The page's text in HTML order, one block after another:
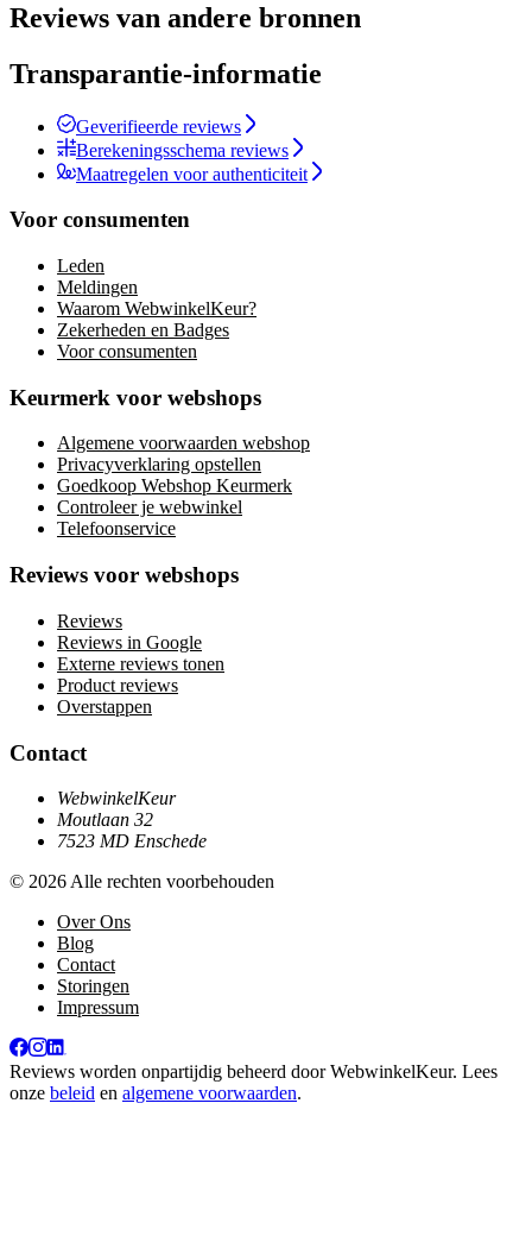
Reviews van andere bronnen
Transparantie-informatie
Geverifieerde reviews
Berekeningsschema reviews
Maatregelen voor authenticiteit
Voor consumenten
Leden
Meldingen
Waarom WebwinkelKeur?
Zekerheden en Badges
Voor consumenten
Keurmerk voor webshops
Algemene voorwaarden webshop
Privacyverklaring opstellen
Goedkoop Webshop Keurmerk
Controleer je webwinkel
Telefoonservice
Reviews voor webshops
Reviews
Reviews in Google
Externe reviews tonen
Product reviews
Overstappen
Contact
WebwinkelKeur
Moutlaan 32
7523 MD Enschede
© 2026 Alle rechten voorbehouden
Over Ons
Blog
Contact
Storingen
Impressum
Reviews worden onpartijdig beheerd doorWebwinkelKeur. Lees
onze beleid en algemene voorwaarden.